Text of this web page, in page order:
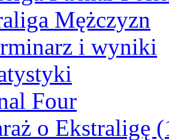
Mężczyzn
i wyniki
Four
o Ekstraligę